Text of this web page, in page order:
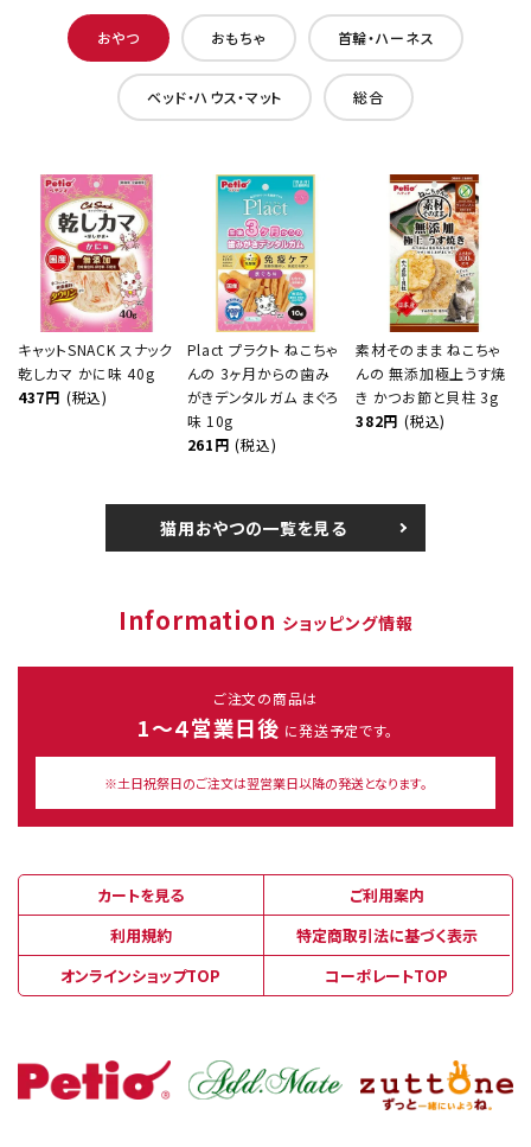
おやつ おもちゃ 首輪・ハーネス
ベッド・ハウス・マット 総合
キャットSNACK スナック
乾しカマ かに味 40g
437円 (税込)
Plact プラクト ねこちゃ
んの 3ヶ月からの歯み
がきデンタルガム まぐろ
味 10g
261円 (税込)
素材そのまま ねこちゃ
んの 無添加極上うす焼
き かつお節と貝柱 3g
382円 (税込)
猫用おやつの一覧を見る
Information ショッピング情報
ご注文の商品は
1～４営業日後 に発送予定です。
※土日祝祭日のご注文は翌営業日以降の発送となります。
カートを見る
ご利用案内
利用規約
特定商取引法に基づく表示
オンラインショップTOP
コーポレートTOP